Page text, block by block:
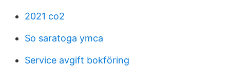
2021 co2
So saratoga ymca
Service avgift bokföring